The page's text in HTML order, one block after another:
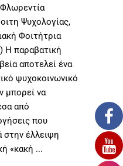
Φλωρεντία
Ψυχολογίας,
Φοιτήτρια
Η παραβατική
αποτελεί ένα
ψυχοκοινωνικό
μπορεί να
από
που
στην έλλειψη
«κακή